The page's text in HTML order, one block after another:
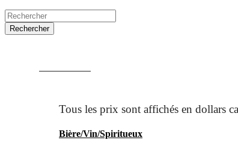
Rechercher
Bière/Vin/Spiritueux